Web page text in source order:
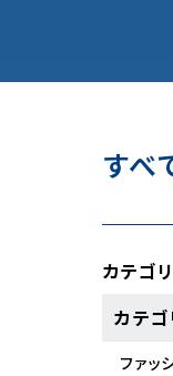
すべ
カテゴ
カテ
ファッ